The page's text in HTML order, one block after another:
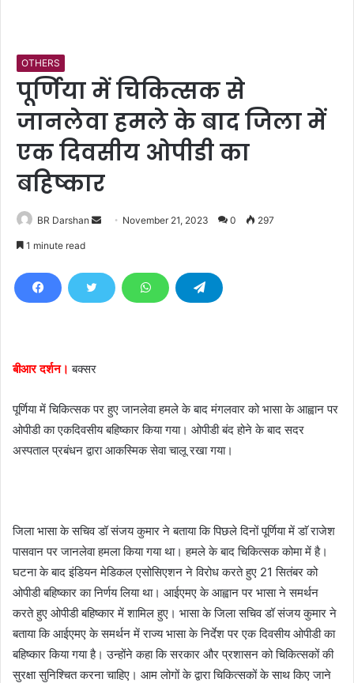
OTHERS
पूर्णिया में चिकित्सक से
जानलेवा हमले के बाद जिला में
एक दिवसीय ओपीडी का
बहिष्कार
BR Darshan
d
l
November 21, 2023 0 297
1 minute read
बीआर दर्शन। बक्सर
पूर्णिया में चिकित्सक पर हुए जानलेवा हमले के बाद मंगलवार को भासा के आह्वान पर
ओपीडी का एकदिवसीय बहिष्कार किया गया। ओपीडी बंद होने के बाद सदर
अस्पताल प्रबंधन द्वारा आकस्मिक सेवा चालू रखा गया।
जिला भासा के सचिव डॉ संजय कुमार ने बताया कि पिछले दिनों पूर्णिया में डाॅ राजेश
पासवान पर जानलेवा हमला किया गया था। हमले के बाद चिकित्सक कोमा में है।
घटना के बाद इंडियन मेडिकल एसोसिएशन ने विरोध करते हुए 21 सितंबर को
ओपीडी बहिष्कार का निर्णय लिया था। आईएमए के आह्वान पर भासा ने समर्थन
करते हुए ओपीडी बहिष्कार में शामिल हुए। भासा के जिला सचिव डॉ संजय कुमार ने
बताया कि आईएमए के समर्थन में राज्य भासा के निर्देश पर एक दिवसीय ओपीडी का
बहिष्कार किया गया है। उन्होंने कहा कि सरकार और प्रशासन को चिकित्सकों की
सुरक्षा सुनिश्चित करना चाहिए। आम लोगों के द्वारा चिकित्सकों के साथ किए जाने